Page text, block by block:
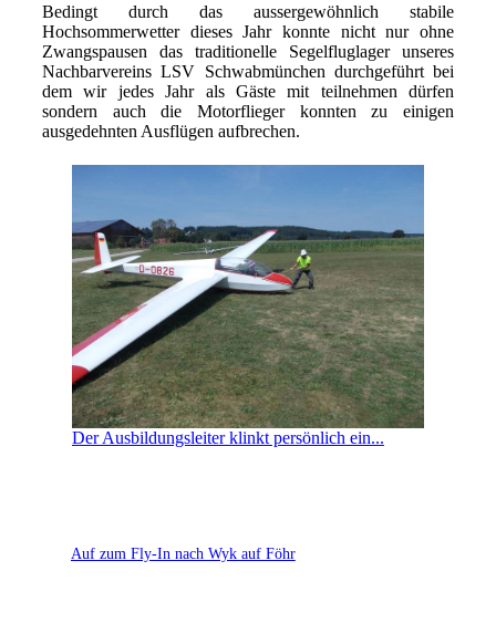
Bedingt durch das aussergewöhnlich stabile
Hochsommerwetter dieses Jahr konnte nicht nur ohne
Zwangspausen das traditionelle Segelfluglager unseres
Nachbarvereins LSV Schwabmünchen durchgeführt bei
dem wir jedes Jahr als Gäste mit teilnehmen dürfen
sondern auch die Motorflieger konnten zu einigen
ausgedehnten Ausflügen aufbrechen.
Der Ausbildungsleiter klinkt persönlich ein...
Auf zum Fly-In nach Wyk auf Föhr